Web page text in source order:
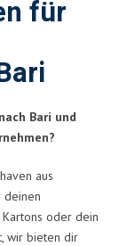
für
Bari und
aus
deinen
oder dein
wir bieten dir